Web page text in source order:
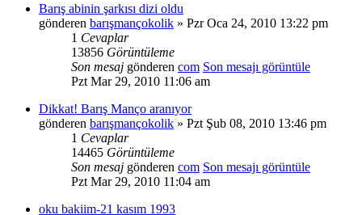
Barış abinin şarkısı dizi oldu
gönderen barışmançokolik » Pzr Oca 24, 2010 13:22 pm
1 Cevaplar
13856 Görüntüleme
Son mesaj gönderen com Son mesajı görüntüle
Pzt Mar 29, 2010 11:06 am
Dikkat! Barış Manço aranıyor
gönderen barışmançokolik » Pzt Şub 08, 2010 13:46 pm
1 Cevaplar
14465 Görüntüleme
Son mesaj gönderen com Son mesajı görüntüle
Pzt Mar 29, 2010 11:04 am
oku bakiim-21 kasım 1993